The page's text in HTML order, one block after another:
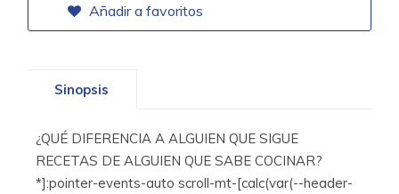
Añadir a favoritos
Sinopsis
¿QUÉ DIFERENCIA A ALGUIEN QUE SIGUE
RECETAS DE ALGUIEN QUE SABE COCINAR?
*]:pointer-events-auto scroll-mt-[calc(var(--header-